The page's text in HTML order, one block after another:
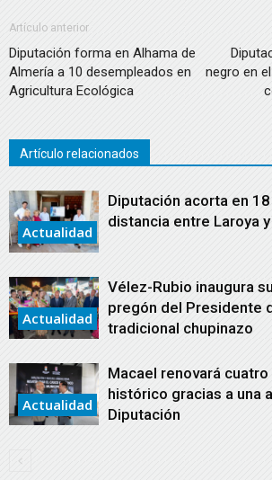
Artículo anterior
Diputación forma en Alhama de
Almería a 10 desempleados en
Agricultura Ecológica
negro en
Artículo relacionados
Actualidad
Diputación acorta en
distancia entre Laroya
Actualidad
Vélez-Rubio inaugura
pregón del Presidente
tradicional chupinazo
Actualidad
Macael renovará
histórico gracias a una
Diputación